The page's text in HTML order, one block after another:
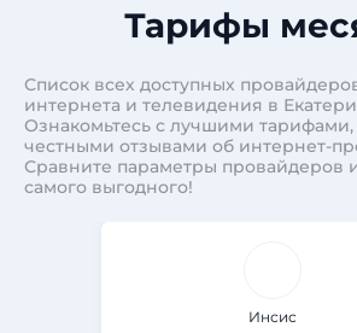
Тарифы
Список всех доступных
интернета и телевидения в
Ознакомьтесь с лучшими
честными отзывами об интернет-
Сравните параметры провайдеров
самого выгодного!
Инсис